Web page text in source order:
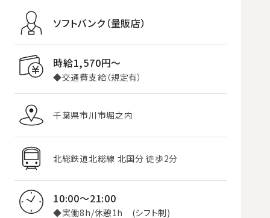
ソフトバンク（量販店）
時給1,570円〜
◆交通費支給（規定有）
千葉県市川市堀之内
北総鉄道北総線 北国分 徒歩2分
10:00～21:00
◆実働8h/休憩1h (シフト制)